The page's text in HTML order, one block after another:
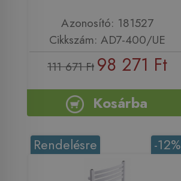
Azonosító: 181527
Cikkszám: AD7-400/UE
111 671 Ft 98 271 Ft
Kosárba
-12%
Rendelésre